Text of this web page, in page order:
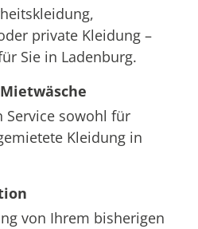
private Kleidung –
Sie in Ladenburg.
Service sowohl für
Kleidung in
von Ihrem bisherigen